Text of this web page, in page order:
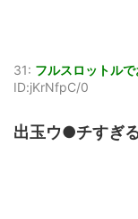
31: フルスロットル
ID:jKrNfpC/0
出玉ウ●チすぎ